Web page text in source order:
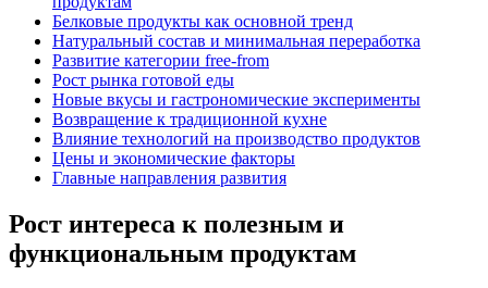
Белковые продукты как основной тренд
Натуральный состав и минимальная переработка
Развитие категории free-from
Рост рынка готовой еды
Новые вкусы и гастрономические эксперименты
Возвращение к традиционной кухне
Влияние технологий на производство продуктов
Цены и экономические факторы
Главные направления развития
Рост интереса к полезным и
функциональным продуктам